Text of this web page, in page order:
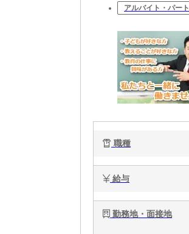
アルバイト・パート
職種
給与
勤務地・面接地